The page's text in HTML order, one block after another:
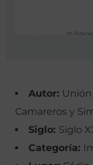
Autor:
Camareros y
Siglo: Siglo
Categoría: